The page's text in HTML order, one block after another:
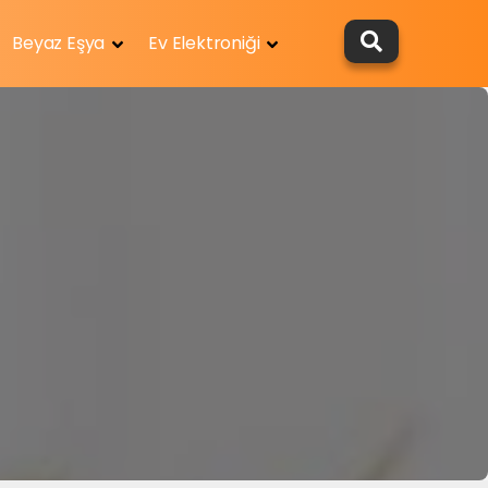
Beyaz Eşya Ev Elektroniği